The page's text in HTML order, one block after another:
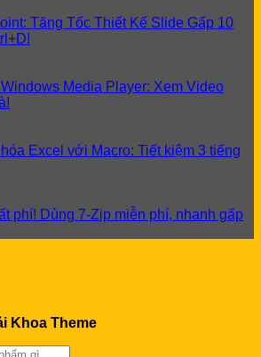
Tăng Tốc Thiết Kế Slide Gấp 10
Media Player: Xem Video
Excel với Macro: Tiết kiệm 3 tiếng
phí! Dùng 7-Zip miễn phí, nhanh gấp
Khoa Theme